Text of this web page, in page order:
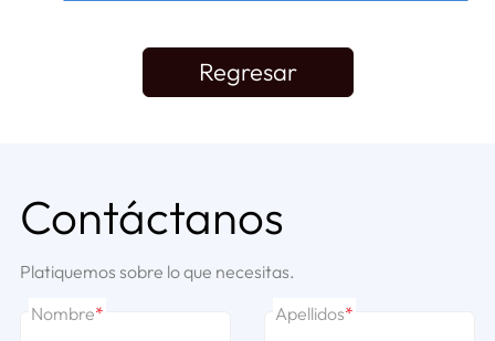
Regresar
Contáctanos
Platiquemos sobre lo que necesitas.
Nombre* Apellidos*